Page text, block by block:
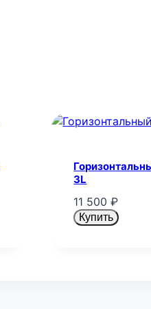
3L
11 500₽
Купить